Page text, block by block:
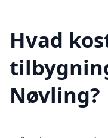
Hvad
Nøvling?